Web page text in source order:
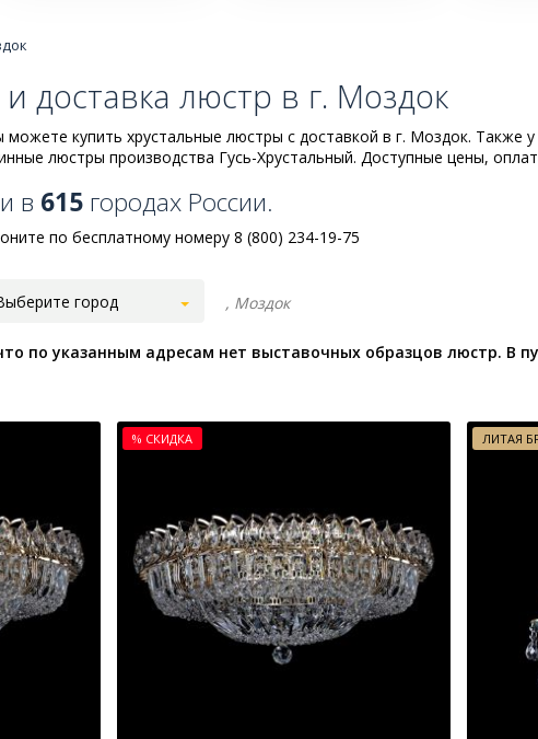
доставка люстр в г. Моздок
купить хрустальные люстры с доставкой в г. Моздок. Также
люстры производства Гусь-Хрустальный. Доступные цены,
в 615 городах России.
по бесплатному номеру 8 (800) 234-19-75
город , Моздок
по указанным адресам нет выставочных образцов люстр. В
% СКИДКА ЛИТАЯ